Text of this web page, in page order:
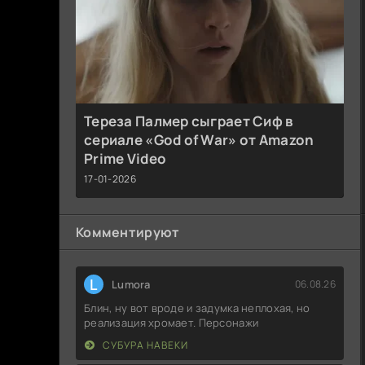
Тереза Палмер сыграет Сиф в
сериале «God of War» от Amazon
Prime Video
17-01-2026
Комментируют
L Lumora 06.08.26
Блин, ну вот вроде и задумка неплохая, но
реализация хромает. Персонажи
СУБУРА НАВЕКИ